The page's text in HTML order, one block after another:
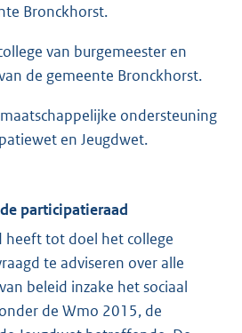
Bronckhorst.
van burgemeester en
de gemeente Bronckhorst.
ondersteuning
en Jeugdwet.
participatieraad
heeft tot doel het college
te adviseren over alle
beleid inzake het sociaal
de Wmo 2015, de